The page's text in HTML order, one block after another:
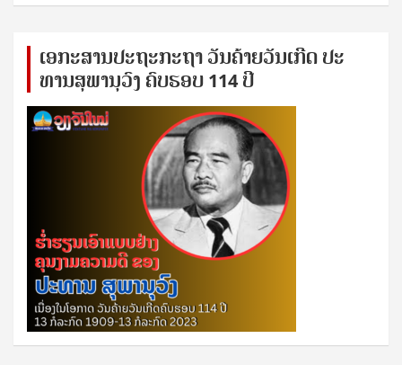
ເອ​ກະ​ສານ​ປະ​ຖະ​ກະ​ຖ​າ ວັນ​ຄ້າຍ​ວັນ​ເກີດ ປ​ະ​
ທານ​ສຸ​ພາ​ນຸ​ວົງ ຄົບ​ຮອບ 114 ປີ